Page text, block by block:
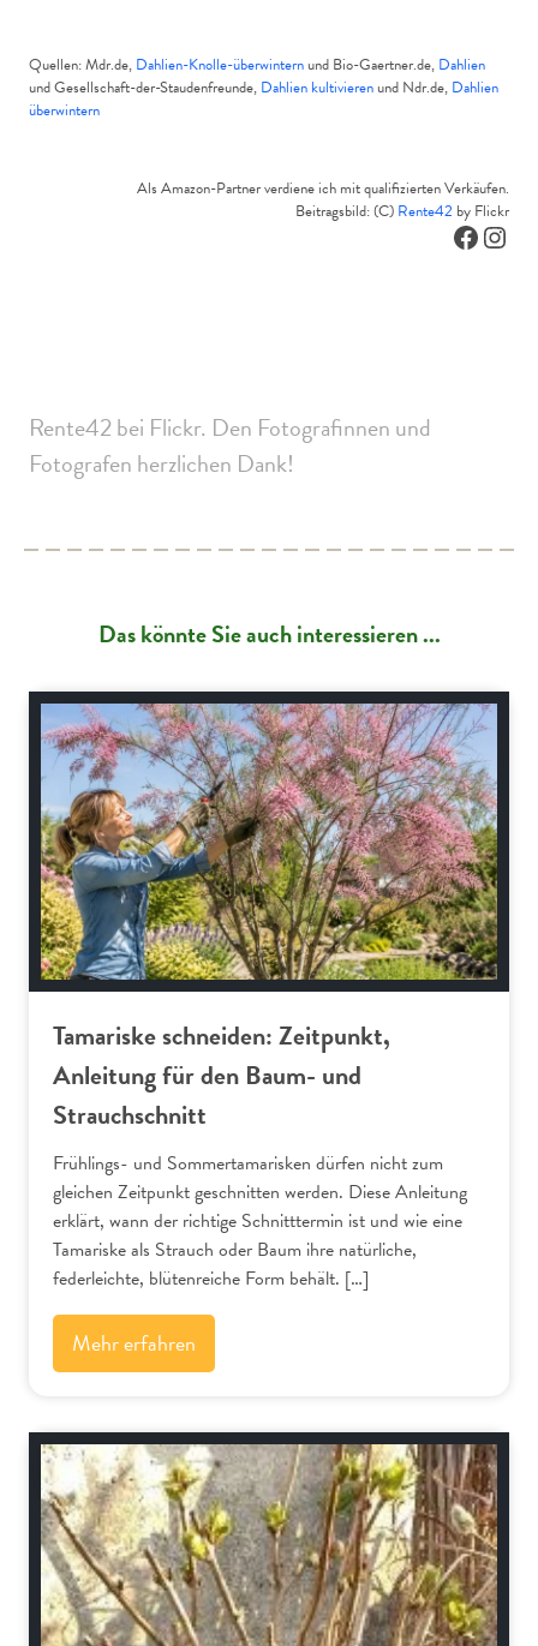
Quellen: Mdr.de, Dahlien-Knolle-überwinternund Bio-Gaertner.de, Dahlien
und Gesellschaft-der-Staudenfreunde, Dahlien kultivierenund Ndr.de, Dahlien
überwintern
Als Amazon-Partner verdiene ich mit qualifizierten Verkäufen.
Beitragsbild: (C) Rente42 by Flickr
Rente42 bei Flickr. Den Fotografinnen und
Fotografen herzlichen Dank!
Das könnte Sie auch interessieren ...
Gartenpraxis
Tamariske schneiden: Zeitpunkt,
Anleitung für den Baum- und
Strauchschnitt
Frühlings- und Sommertamarisken dürfen nicht zum
gleichen Zeitpunkt geschnitten werden. Diese Anleitung
erklärt, wann der richtige Schnitttermin ist und wie eine
Tamariske als Strauch oder Baum ihre natürliche,
federleichte, blütenreiche Form behält. […]
Mehr erfahren
Schnitt-Anleitungen